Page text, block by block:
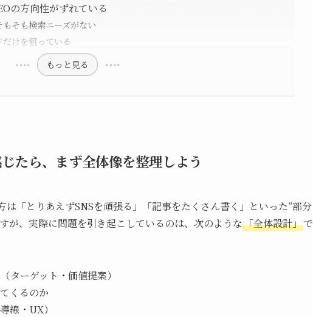
の方向性がずれている
そも検索ニーズがない
けを狙っている
もっと見る
たら、まず全体像を整理しよう
「とりあえずSNSを頑張る」「記事をたくさん書く」といった“部分
が、実際に問題を引き起こしているのは、次のような「全体設計」で
ターゲット・価値提案）
くるのか
線・UX）